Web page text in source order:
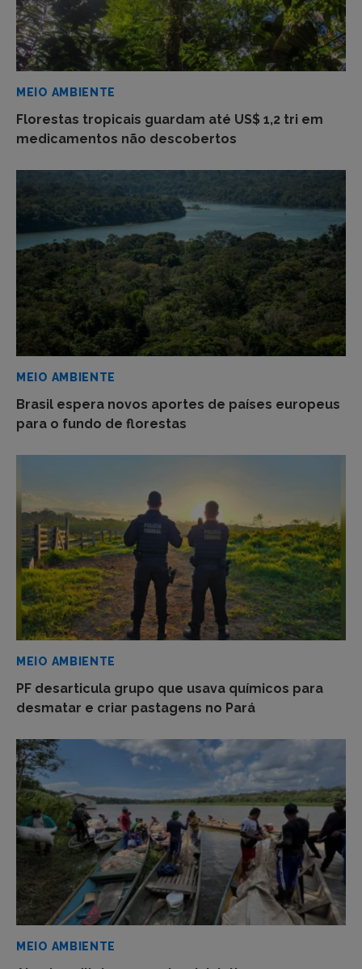
MEIO AMBIENTE
Florestas tropicais guardam até US$ 1,2 tri em
medicamentos não descobertos
MEIO AMBIENTE
Brasil espera novos aportes de países europeus
para o fundo de florestas
MEIO AMBIENTE
PF desarticula grupo que usava químicos para
desmatar e criar pastagens no Pará
MEIO AMBIENTE